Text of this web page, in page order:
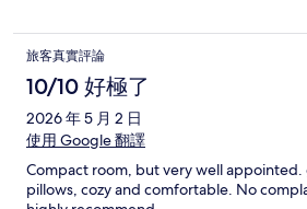
旅客真實評論
10/10 好極了
2026 年 5 月 2 日
使用 Google 翻譯
Compact room, but very well
pillows, cozy and comfortable. No